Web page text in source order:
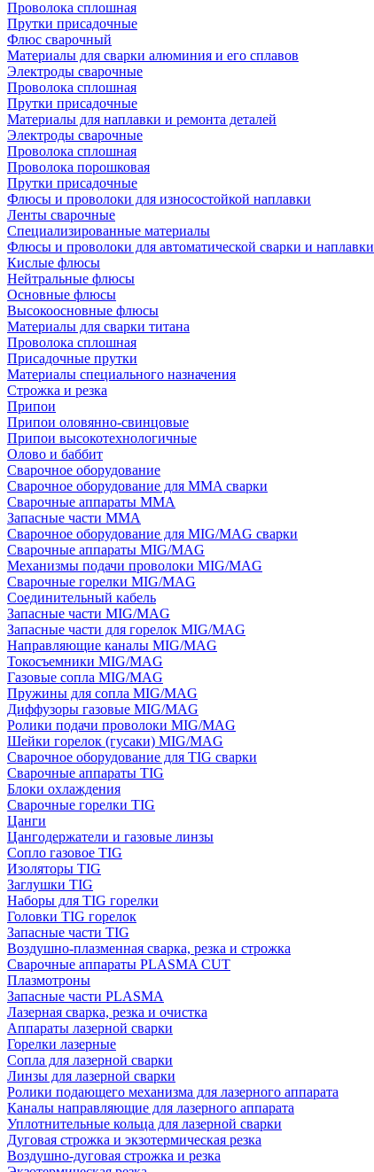
Проволока сплошная
Прутки присадочные
Флюс сварочный
Материалы для сварки алюминия и его сплавов
Электроды сварочные
Проволока сплошная
Прутки присадочные
Материалы для наплавки и ремонта деталей
Электроды сварочные
Проволока сплошная
Проволока порошковая
Прутки присадочные
Флюсы и проволоки для износостойкой наплавки
Ленты сварочные
Специализированные материалы
Флюсы и проволоки для автоматической сварки и наплавки
Кислые флюсы
Нейтральные флюсы
Основные флюсы
Высокоосновные флюсы
Материалы для сварки титана
Проволока сплошная
Присадочные прутки
Материалы специального назначения
Строжка и резка
Припои
Припои оловянно-свинцовые
Припои высокотехнологичные
Олово и баббит
Сварочное оборудование
Сварочное оборудование для MMA сварки
Сварочные аппараты MMA
Запасные части MMA
Сварочное оборудование для MIG/MAG сварки
Сварочные аппараты MIG/MAG
Механизмы подачи проволоки MIG/MAG
Сварочные горелки MIG/MAG
Соединительный кабель
Запасные части MIG/MAG
Запасные части для горелок MIG/MAG
Направляющие каналы MIG/MAG
Токосъемники MIG/MAG
Газовые сопла MIG/MAG
Пружины для сопла MIG/MAG
Диффузоры газовые MIG/MAG
Ролики подачи проволоки MIG/MAG
Шейки горелок (гусаки) MIG/MAG
Сварочное оборудование для TIG сварки
Сварочные аппараты TIG
Блоки охлаждения
Сварочные горелки TIG
Цанги
Цангодержатели и газовые линзы
Сопло газовое TIG
Изоляторы TIG
Заглушки TIG
Наборы для TIG горелки
Головки TIG горелок
Запасные части TIG
Воздушно-плазменная сварка, резка и строжка
Сварочные аппараты PLASMA CUT
Плазмотроны
Запасные части PLASMA
Лазерная сварка, резка и очистка
Аппараты лазерной сварки
Горелки лазерные
Сопла для лазерной сварки
Линзы для лазерной сварки
Ролики подающего механизма для лазерного аппарата
Каналы направляющие для лазерного аппарата
Уплотнительные кольца для лазерной сварки
Дуговая строжка и экзотермическая резка
Воздушно-дуговая строжка и резка